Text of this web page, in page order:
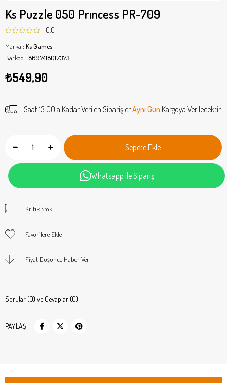
Ks Puzzle 050 Prıncess PR-709
0.0
Marka : Ks Games
Barkod : 8697418017373
₺549,90
Saat 13.00'a Kadar Verilen SiparişlerAynı Gün Kargoya Verilecektir.
Whatsapp ile Sipariş
Kritik Stok
Favorilere Ekle
Fiyat Düşünce Haber Ver
Sorular (0) ve Cevaplar (0)
PAYLAŞ